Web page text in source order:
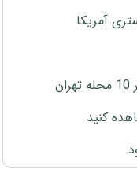
کنید